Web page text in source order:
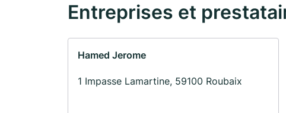
Entreprises et
Hamed Jerome
1 Impasse Lamartine, 59100 Roubaix